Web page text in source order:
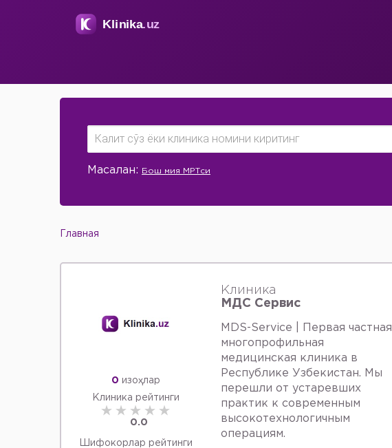
Масалан: Бош мия МРТси
Главная
0 изоҳлар
Клиника рейтинги
0.0
Шифокорлар рейтинги
Клиника
МДС Сервис
MDS-Service | Первая частная
многопрофильная
медицинская клиника в
Республике Узбекистан. Мы
перешли от устаревших
практик к современным
высокотехнологичным
операциям.